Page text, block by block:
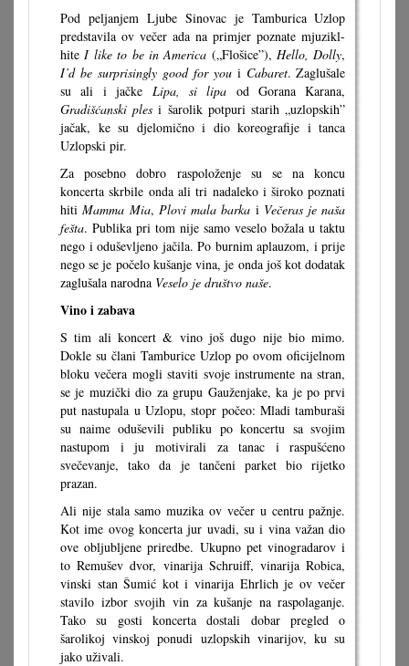
Pod peljanjem Ljube Sinovac je Tamburica Uzlop
predstavila ov večer ada na primjer poznate mjuzikl-
hiteI like to be in America („Flošice”),Hello, Dolly,
I’d be surprisingly good for youi Cabaret. Zaglušale
su ali i jačke Lipa, si lipa od Gorana Karana,
Gradišćanski ples i šarolik potpuri starih „uzlopskih”
jačak, ke su djelomično i dio koreografije i tanca
Uzlopski pir.
Za posebno dobro raspoloženje su se na koncu
koncerta skrbile onda ali tri nadaleko i široko poznati
hitiMamma Mia, Plovi mala barka i Večeras je naša
fešta. Publika pri tom nije samo veselo božala u taktu
nego i oduševljeno jačila. Po burnim aplauzom, i prije
nego se je počelo kušanje vina, je onda još kot dodatak
zaglušala narodna Veselo je društvo naše.
Vino i zabava
S tim ali koncert & vino još dugo nije bio mimo.
Dokle su člani Tamburice Uzlop po ovom oficijelnom
bloku večera mogli staviti svoje instrumente na stran,
se je muzički dio za grupu Gauženjake, ka je po prvi
put nastupala u Uzlopu, stopr počeo: Mladi tamburaši
su naime oduševili publiku po koncertu sa svojim
nastupom i ju motivirali za tanac i raspušćeno
svečevanje, tako da je tančeni parket bio rijetko
prazan.
Ali nije stala samo muzika ov večer u centru pažnje.
Kot ime ovog koncerta jur uvadi, su i vina važan dio
ove obljubljene priredbe. Ukupno pet vinogradarov i
to Remušev dvor, vinarija Schruiff, vinarija Robica,
vinski stan Šumić kot i vinarija Ehrlich je ov večer
stavilo izbor svojih vin za kušanje na raspolaganje.
Tako su gosti koncerta dostali dobar pregled o
šarolikoj vinskoj ponudi uzlopskih vinarijov, ku su
jako uživali.